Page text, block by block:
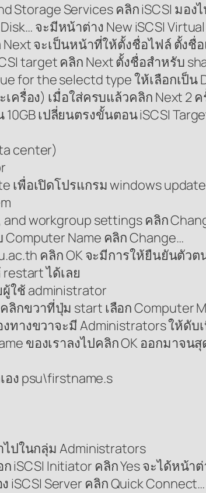
Storage Services คลิก iSCSI มอง
จะมีหน้าต่าง New iSCSI
Next จะเป็นหน้าที่ให้ตั้งชื่อไฟล์ ตั้ง
target คลิก Next ตั้งชื่อสำหรับ
for the selectd type ให้เลือกเป็น
ครื่อง) เมื่อใส่ครบแล้วคลิก Next 2
เปลี่ยนตรงขั้นตอน iSCSI
center)
พื่อเปิดโปรแกรม windows
workgroup settings คลิก
Name คลิก Change…
คลิก OK จะมีการให้ยืนยันตัว
ได้เลย
ผู้ใช้ administrator
ลิกขวาที่ปุ่ม start เลือก
ทางขวาจะมี Administrators ให้ดับ
ของเราลงไปคลิก OK ออกมาจนสุ
อง psu\firstname.s
ไปในกลุ่ม Administrators
iSCSI Initiator คลิก Yes จะได้หน้
iSCSI Server คลิก Quick